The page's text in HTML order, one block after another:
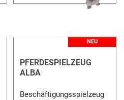
NEU
PFERDESPIELZEUG
ALBA
Beschäftigungsspielzeug